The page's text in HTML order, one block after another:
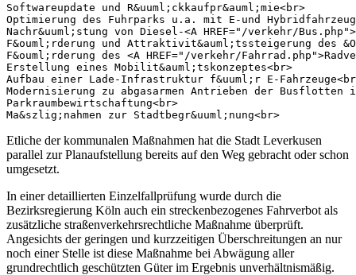
Softwareupdate und R&uuml;ckkaufpr&auml;mie<br>
Optimierung des Fuhrparks u.a. mit E-und
Nachr&uuml;stung von Diesel-<A HREF="/verkehr/
F&ouml;rderung und Attraktivit&auml;tssteigerung des
F&ouml;rderung des <A HREF="/verkehr/
Erstellung eines Mobilit&auml;tskonzeptes<br>
Aufbau einer Lade-Infrastruktur f&uuml;r E-
Modernisierung zu abgasarmen Antrieben der Busflotten im
Parkraumbewirtschaftung<br>
Ma&szlig;nahmen zur Stadtbegr&uuml;nung<br>
Etliche der kommunalen Maßnahmen hat die Stadt Leverkusen
parallel zur Planaufstellung bereits auf den Weg gebracht oder schon
umgesetzt.
In einer detaillierten Einzelfallprüfung wurde durch die
Bezirksregierung Köln auch ein streckenbezogenes Fahrverbot als
zusätzliche straßenverkehrsrechtliche Maßnahme überprüft.
Angesichts der geringen und kurzzeitigen Überschreitungen an nur
noch einer Stelle ist diese Maßnahme bei Abwägung aller
grundrechtlich geschützten Güter im Ergebnis unverhältnismäßig.